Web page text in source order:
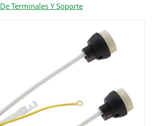
De Terminales Y Soporte